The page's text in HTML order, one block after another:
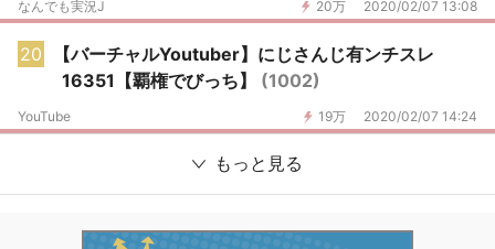
20万 2020/02/07 13:08
なんでも実況J
20
【バーチャルYoutuber】にじさんじ有ンチスレ
16351【覇権でびっち】 (1002)
19万 2020/02/07 14:24
YouTube
もっと見る